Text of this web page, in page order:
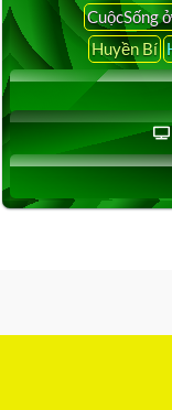
CuộcSống
Huyền Bí